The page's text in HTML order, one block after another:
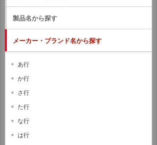
製品名から探す
メーカー・ブランド名から探す
あ行
か行
さ行
た行
な行
は行